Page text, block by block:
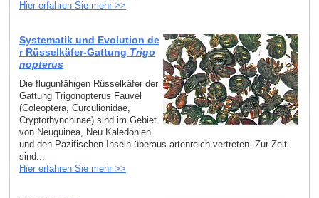
Hier erfahren Sie mehr >>
Systematik und Evolution de
r Rüsselkäfer-Gattung Trigo
nopterus
Die flugunfähigen Rüsselkäfer der
Gattung Trigonopterus Fauvel
(Coleoptera, Curculionidae,
Cryptorhynchinae) sind im Gebiet
von Neuguinea, Neu Kaledonien
und den Pazifischen Inseln überaus artenreich vertreten. Zur Zeit
sind...
Hier erfahren Sie mehr >>